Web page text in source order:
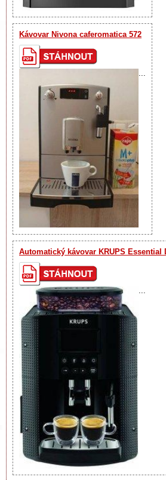
Kávovar Nivona caferomatica 572
Automatický kávovar KRUPS Essential